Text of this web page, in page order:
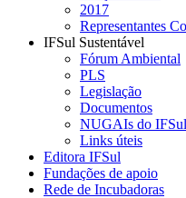
2017
Representantes
IFSul Sustentável
Fórum Ambiental
PLS
Legislação
Documentos
NUGAIs do IFSul
Links úteis
Editora IFSul
Fundações de apoio
Rede de Incubadoras